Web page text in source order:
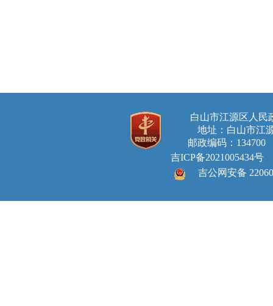
白山市江源区人
地址：白山市江
邮政编码：134700
吉ICP备2021005434号
吉公网安备